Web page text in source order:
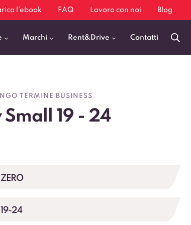
l’ebook FAQ Lavora con noi Blog
Elettrica
Marchi
Audi Q3
Rent&Drive Contatti
TERMINE BUSINESS
Small 19 - 24
ZERO
19-24